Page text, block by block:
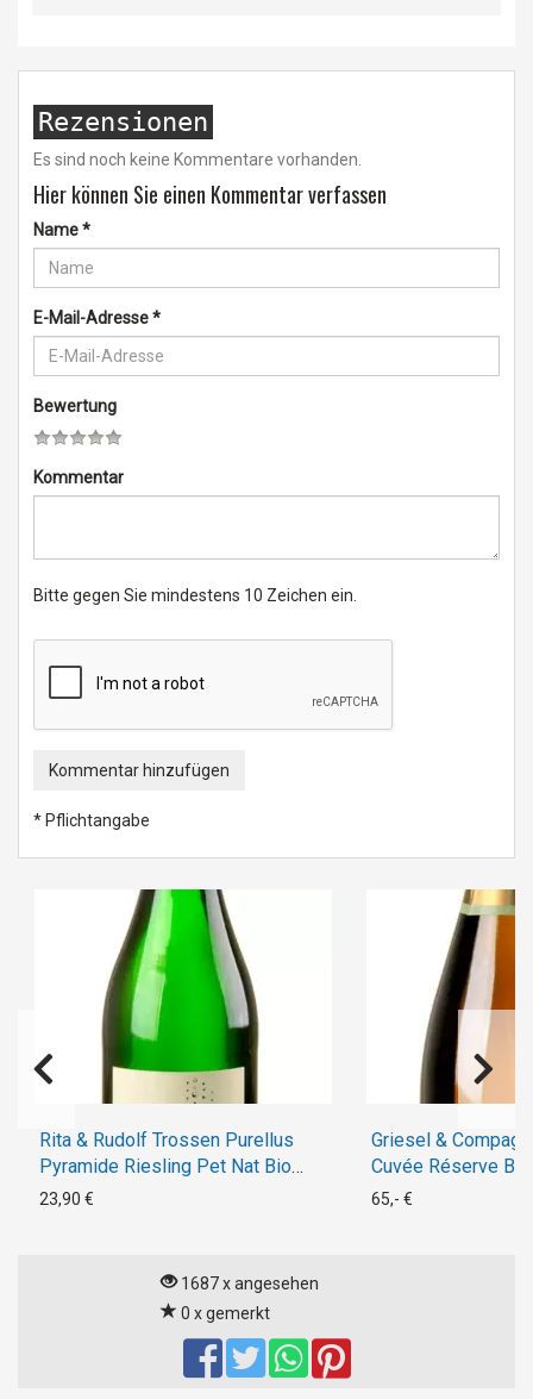
Rezensionen
Es sind noch keine Kommentare vorhanden.
Hier können Sie einen Kommentar verfassen
Name*
E-Mail-Adresse*
Bewertung
Kommentar
Bitte gegen Sie mindestens 10 Zeichen ein.
Kommentar hinzufügen
* Pflichtangabe
Rita & Rudolf Trossen Purellus
Pyramide Riesling Pet Nat Bio
2018
23,90 €
Griesel &
Cuvée Réserve
Exquisit- 2014
65,- €
1687 x angesehen
0 x gemerkt